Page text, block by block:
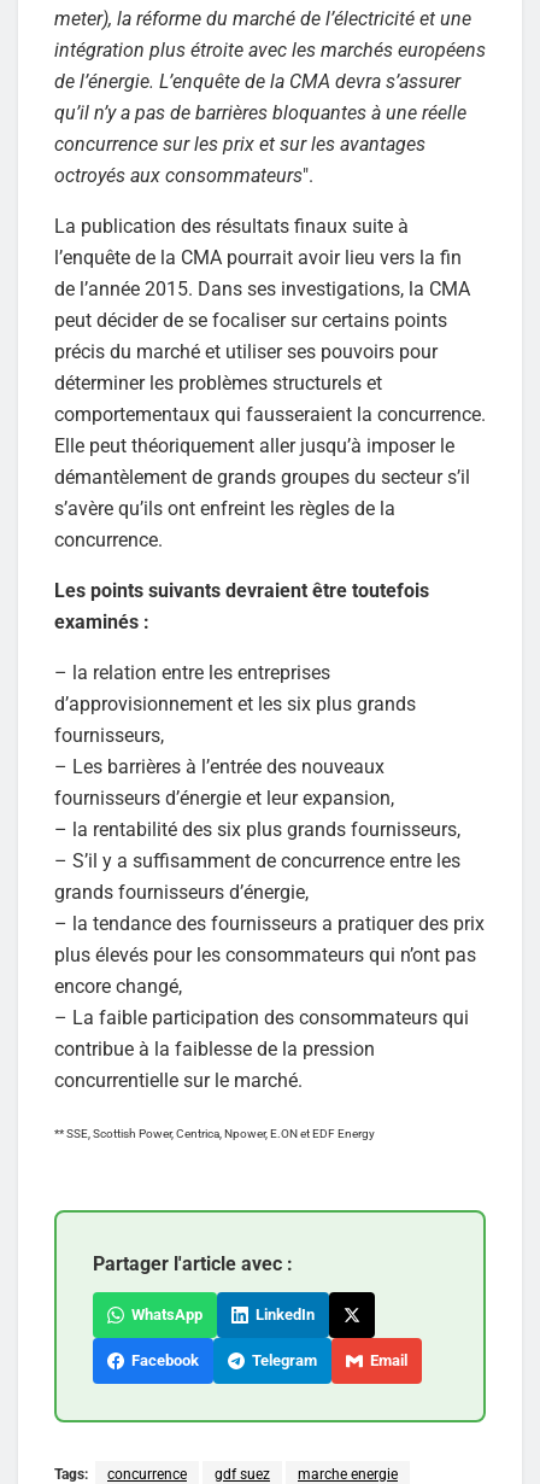
meter), la réforme du marché de l’électricité et une
intégration plus étroite avec les marchés européens
de l’énergie. L’enquête de la CMA devra s’assurer
qu’il n’y a pas de barrières bloquantes à une réelle
concurrence sur les prix et sur les avantages
octroyés aux consommateurs".
La publication des résultats finaux suite à
l’enquête de la CMA pourrait avoir lieu vers la fin
de l’année 2015. Dans ses investigations, la CMA
peut décider de se focaliser sur certains points
précis du marché et utiliser ses pouvoirs pour
déterminer les problèmes structurels et
comportementaux qui fausseraient la concurrence.
Elle peut théoriquement aller jusqu’à imposer le
démantèlement de grands groupes du secteur s’il
s’avère qu’ils ont enfreint les règles de la
concurrence.
Les points suivants devraient être toutefois
examinés :
– la relation entre les entreprises
d’approvisionnement et les six plus grands
fournisseurs,
– Les barrières à l’entrée des nouveaux
fournisseurs d’énergie et leur expansion,
– la rentabilité des six plus grands fournisseurs,
– S’il y a suffisamment de concurrence entre les
grands fournisseurs d’énergie,
– la tendance des fournisseurs a pratiquer des prix
plus élevés pour les consommateurs qui n’ont pas
encore changé,
– La faible participation des consommateurs qui
contribue à la faiblesse de la pression
concurrentielle sur le marché.
** SSE, Scottish Power, Centrica, Npower, E.ON et EDF Energy
Partager l'article avec :
WhatsApp LinkedIn
Facebook Telegram Email
Tags: concurrence gdf suez marche energie